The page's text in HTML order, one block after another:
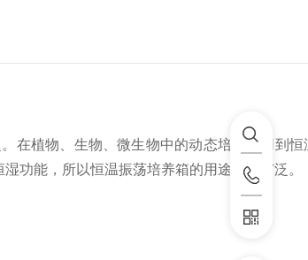
在植物、生物、微生物中的动态培养都用到恒
功能，所以恒温振荡培养箱的用途相当广泛。